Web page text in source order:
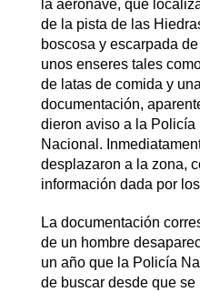
la aeronave, que
de la pista de las
boscosa y escarpada
unos enseres tales
de latas de comida y
documentación,
dieron aviso a la Policía
Nacional.
desplazaron a la zona,
información dada por
La documentación
de un hombre
un año que la Policía
de buscar desde que